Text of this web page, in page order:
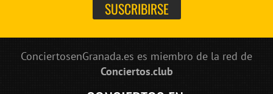
ConciertosenGranada.es es miembro de la red de
Conciertos.club